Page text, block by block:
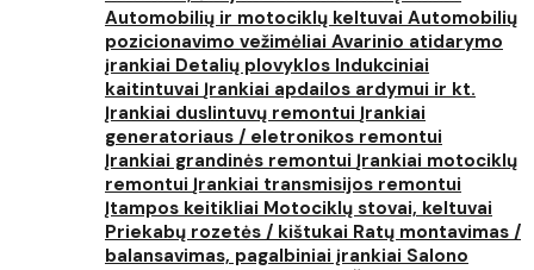
Automobilių ir motociklų keltuvai Automobilių
pozicionavimo vežimėliai Avarinio atidarymo
įrankiai Detalių plovyklos Indukciniai
kaitintuvai Įrankiai apdailos ardymui ir kt.
Įrankiai duslintuvų remontui Įrankiai
generatoriaus / eletronikos remontui
Įrankiai grandinės remontui Įrankiai motociklų
remontui Įrankiai transmisijos remontui
Įtampos keitikliai Motociklų stovai, keltuvai
Priekabų rozetės / kištukai Ratų montavimas /
balansavimas, pagalbiniai įrankiai Salono